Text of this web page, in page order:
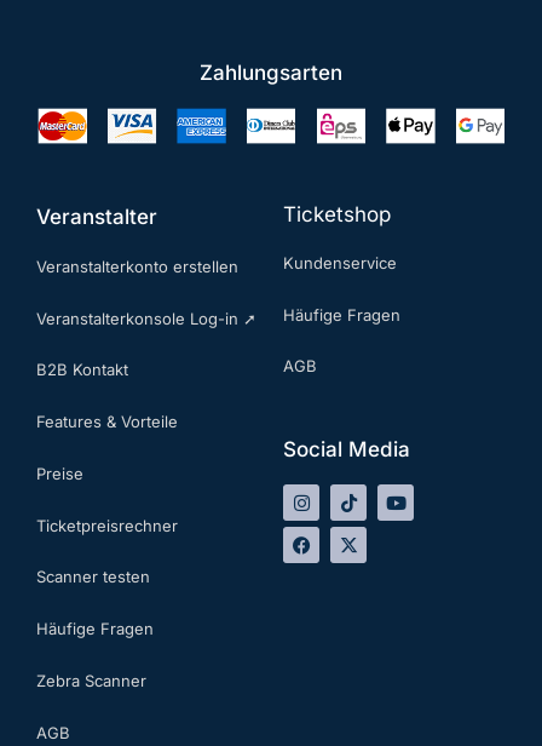
Zahlungsarten
Veranstalter
Veranstalterkonto erstellen
Veranstalterkonsole Log-in ➚
B2B Kontakt
Features & Vorteile
Preise
Ticketpreisrechner
Scanner testen
Häufige Fragen
Zebra Scanner
AGB
Ticketshop
Kundenservice
Häufige Fragen
AGB
Social Media